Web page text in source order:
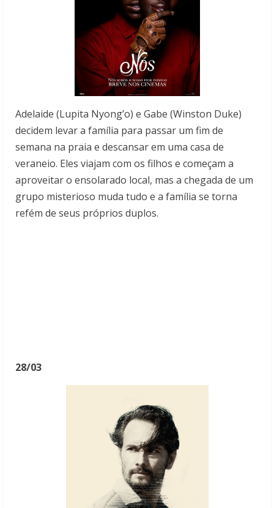
Adelaide (Lupita Nyong’o) e Gabe (Winston Duke)
decidem levar a família para passar um fim de
semana na praia e descansar em uma casa de
veraneio. Eles viajam com os filhos e começam a
aproveitar o ensolarado local, mas a chegada de um
grupo misterioso muda tudo e a família se torna
refém de seus próprios duplos.
28/03